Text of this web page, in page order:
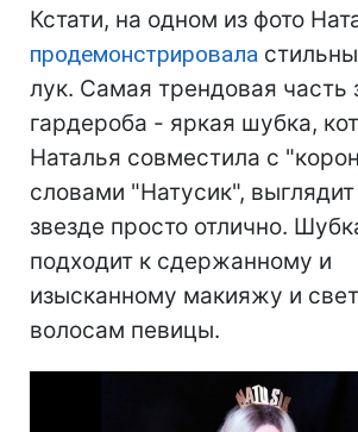
Кстати, на одном из фото
продемонстрировала
лук. Самая трендовая часть
гардероба - яркая шубка,
Наталья совместила с
словами "Натусик", выглядит
звезде просто отлично.
подходит к сдержанному и
изысканному макияжу и
волосам певицы.